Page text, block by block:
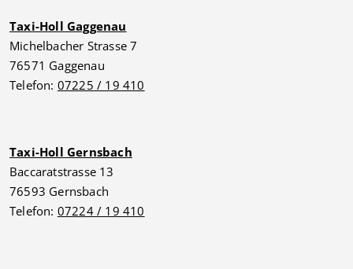
Taxi-Holl Gaggenau
Michelbacher Strasse 7
76571 Gaggenau
Telefon: 07225 / 19 410
Taxi-Holl Gernsbach
Baccaratstrasse 13
76593 Gernsbach
Telefon: 07224 / 19 410